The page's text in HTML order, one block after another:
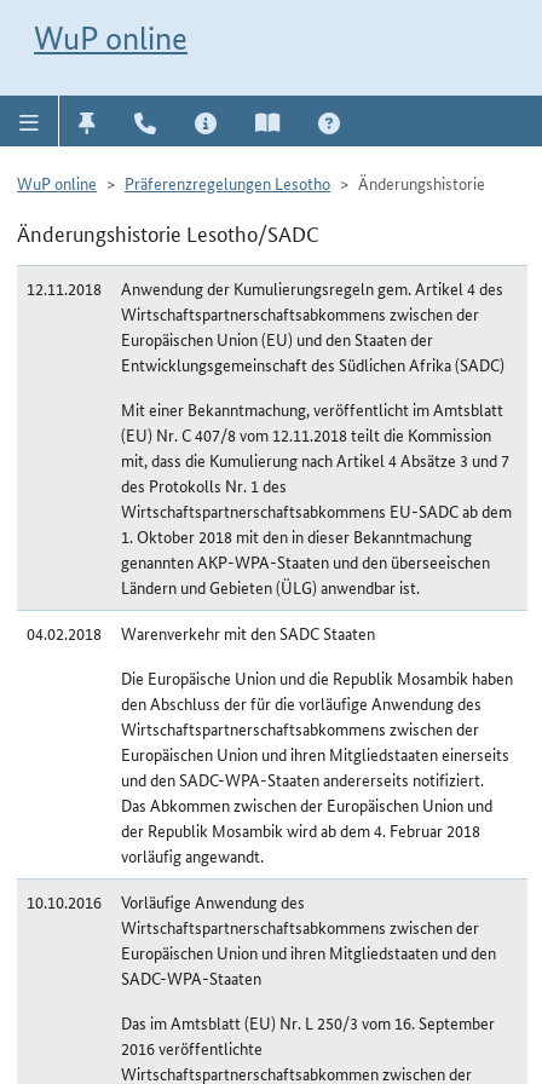
WuP online
WuP online Präferenzregelungen Lesotho Änderungshistorie
Änderungshistorie Lesotho/SADC
12.11.2018
Anwendung der Kumulierungsregeln gem. Artikel 4 des
Wirtschaftspartnerschaftsabkommens zwischen der
Europäischen Union (EU) und den Staaten der
Entwicklungsgemeinschaft des Südlichen Afrika (SADC)
Mit einer Bekanntmachung, veröffentlicht im Amtsblatt
(EU) Nr. C 407/8 vom 12.11.2018 teilt die Kommission
mit, dass die Kumulierung nach Artikel 4 Absätze 3 und 7
des Protokolls Nr. 1 des
Wirtschaftspartnerschaftsabkommens EU-SADC ab dem
1. Oktober 2018 mit den in dieser Bekanntmachung
genannten AKP-WPA-Staaten und den überseeischen
Ländern und Gebieten (ÜLG) anwendbar ist.
04.02.2018
Warenverkehr mit den SADC Staaten
Die Europäische Union und die Republik Mosambik haben
den Abschluss der für die vorläufige Anwendung des
Wirtschaftspartnerschaftsabkommens zwischen der
Europäischen Union und ihren Mitgliedstaaten einerseits
und den SADC-WPA-Staaten andererseits notifiziert.
Das Abkommen zwischen der Europäischen Union und
der Republik Mosambik wird ab dem 4. Februar 2018
vorläufig angewandt.
10.10.2016
Vorläufige Anwendung des
Wirtschaftspartnerschaftsabkommens zwischen der
Europäischen Union und ihren Mitgliedstaaten und den
SADC-WPA-Staaten
Das im Amtsblatt (EU) Nr. L 250/3 vom 16. September
2016 veröffentlichte
Wirtschaftspartnerschaftsabkommen zwischen der